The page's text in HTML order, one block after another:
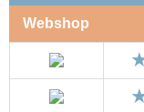
Webshop